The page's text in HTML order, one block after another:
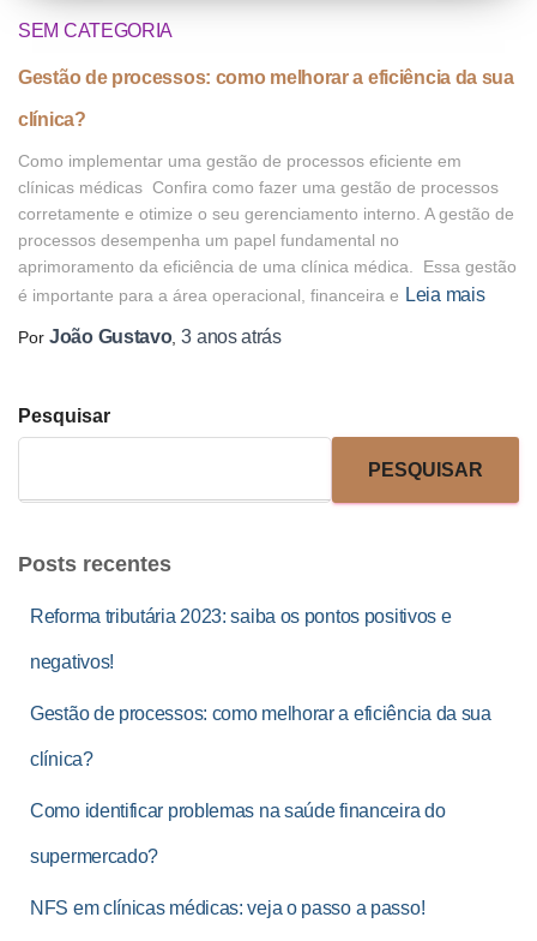
SEM CATEGORIA
Gestão de processos: como melhorar a eficiência da sua
clínica?
Como implementar uma gestão de processos eficiente em
clínicas médicas Confira como fazer uma gestão de processos
corretamente e otimize o seu gerenciamento interno. A gestão de
processos desempenha um papel fundamental no
aprimoramento da eficiência de uma clínica médica. Essa gestão
é importante para a área operacional, financeira e Leia mais
Por João Gustavo,3 anosatrás
Pesquisar
PESQUISAR
Posts recentes
Reforma tributária 2023: saiba os pontos positivos e
negativos!
Gestão de processos: como melhorar a eficiência da sua
clínica?
Como identificar problemas na saúde financeira do
supermercado?
NFS em clínicas médicas: veja o passo a passo!